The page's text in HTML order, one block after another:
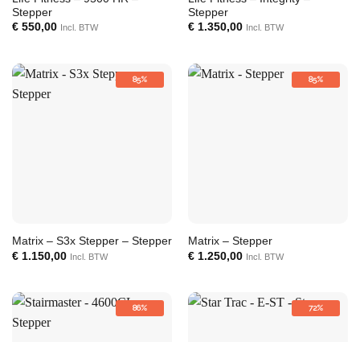
Stepper
€550,00 Incl. BTW
Stepper
€1.350,00 Incl. BTW
85%
Matrix – S3x Stepper – Stepper
€1.150,00 Incl. BTW
85%
Matrix – Stepper
€1.250,00 Incl. BTW
86% 72%